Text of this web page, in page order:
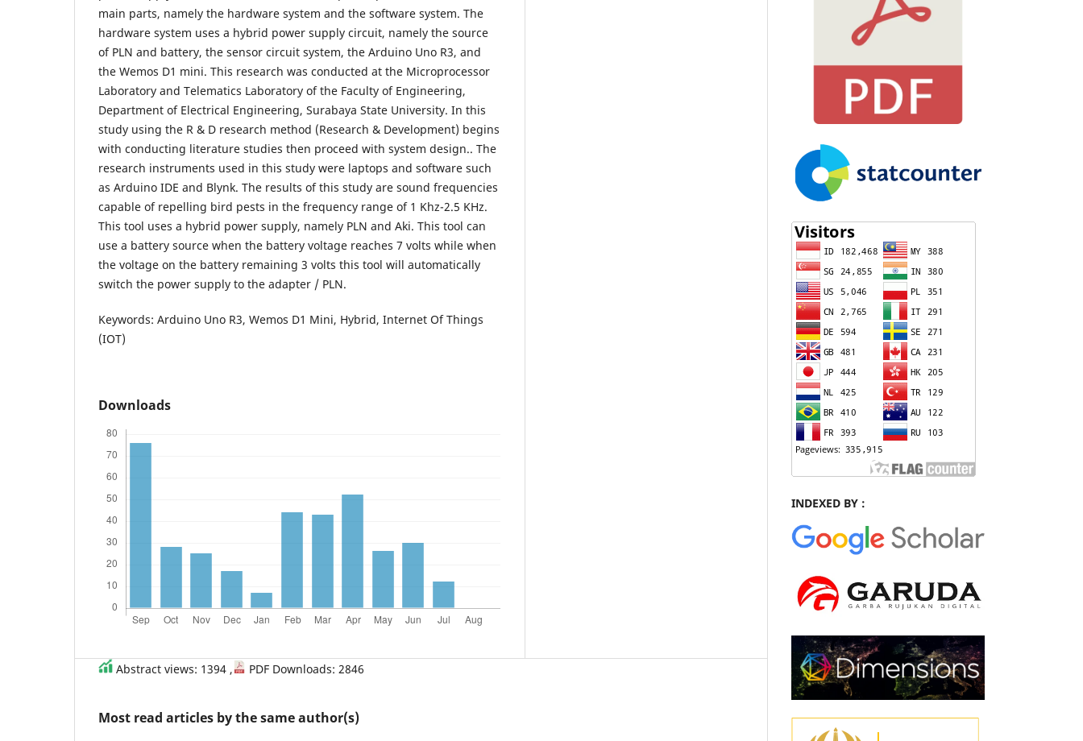
main parts, namely the hardware system and the software system. The
hardware system uses a hybrid power supply circuit, namely the source
of PLN and battery, the sensor circuit system, the Arduino Uno R3, and
the Wemos D1 mini. This research was conducted at the Microprocessor
Laboratory and Telematics Laboratory of the Faculty of Engineering,
Department of Electrical Engineering, Surabaya State University. In this
study using the R & D research method (Research & Development) begins
with conducting literature studies then proceed with system design.. The
research instruments used in this study were laptops and software such
as Arduino IDE and Blynk. The results of this study are sound frequencies
capable of repelling bird pests in the frequency range of 1 Khz-2.5 KHz.
This tool uses a hybrid power supply, namely PLN and Aki. This tool can
use a battery source when the battery voltage reaches 7 volts while when
the voltage on the battery remaining 3 volts this tool will automatically
switch the power supply to the adapter / PLN.
Keywords: Arduino Uno R3, Wemos D1 Mini, Hybrid, Internet Of Things
(IOT)
Downloads
Abstract views: 1394 , PDF Downloads: 2846
Most read articles by the same author(s)
INDEXED BY :